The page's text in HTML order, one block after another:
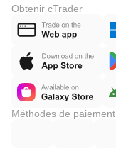
Obtenir cTrader
Méthodes de paiement